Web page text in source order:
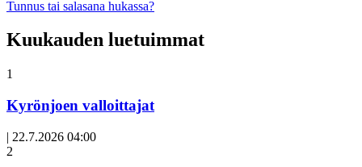
Tunnus tai salasana hukassa?
Kuukauden luetuimmat
1
Kyrönjoen valloittajat
| 22.7.2026 04:00
Avoin
2